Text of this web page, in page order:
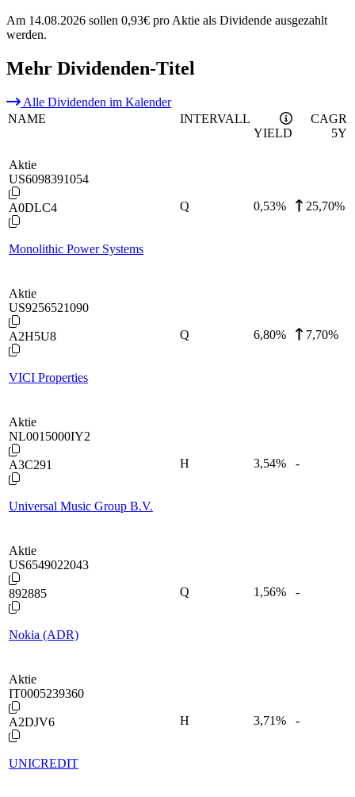
Am 14.08.2026 sollen 0,93€ pro Aktie als Dividende ausgezahlt
werden.
Mehr Dividenden-Titel
Alle Dividenden im Kalender
NAME
INTERVALL
YIELD
CAGR
5Y
Aktie
US6098391054
A0DLC4
Monolithic Power Systems
Q 0,53% 25,70%
Aktie
US9256521090
A2H5U8
VICI Properties
Q 6,80% 7,70%
Aktie
NL0015000IY2
A3C291
Universal Music Group B.V.
H 3,54% -
Aktie
US6549022043
892885
Nokia (ADR)
Q 1,56% -
Aktie
IT0005239360
A2DJV6
UNICREDIT
H 3,71% -